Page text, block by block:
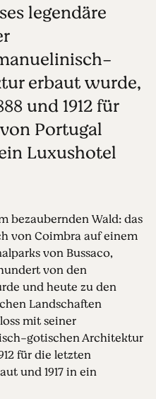
legendäre
erbaut wurde,
und 1912 für
Portugal
Luxushotel
bezaubernden Wald: das
von Coimbra auf einem
von Bussaco,
von den
und heute zu den
Landschaften
mit seiner
gotischen Architektur
für die letzten
und 1917 in ein